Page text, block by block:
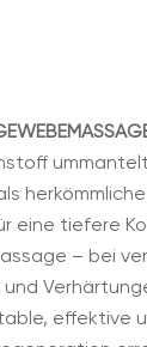
eine tiefere
– bei
und
effektive